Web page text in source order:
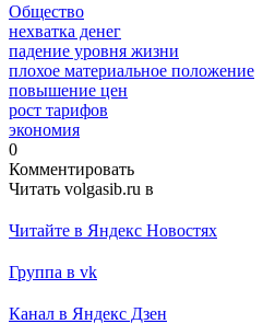
Общество
нехватка денег
падение уровня жизни
плохое материальное положение
повышение цен
рост тарифов
экономия
0
Комментировать
Читать volgasib.ru в
Читайте в Яндекс Новостях
Группа в vk
Канал в Яндекс Дзен